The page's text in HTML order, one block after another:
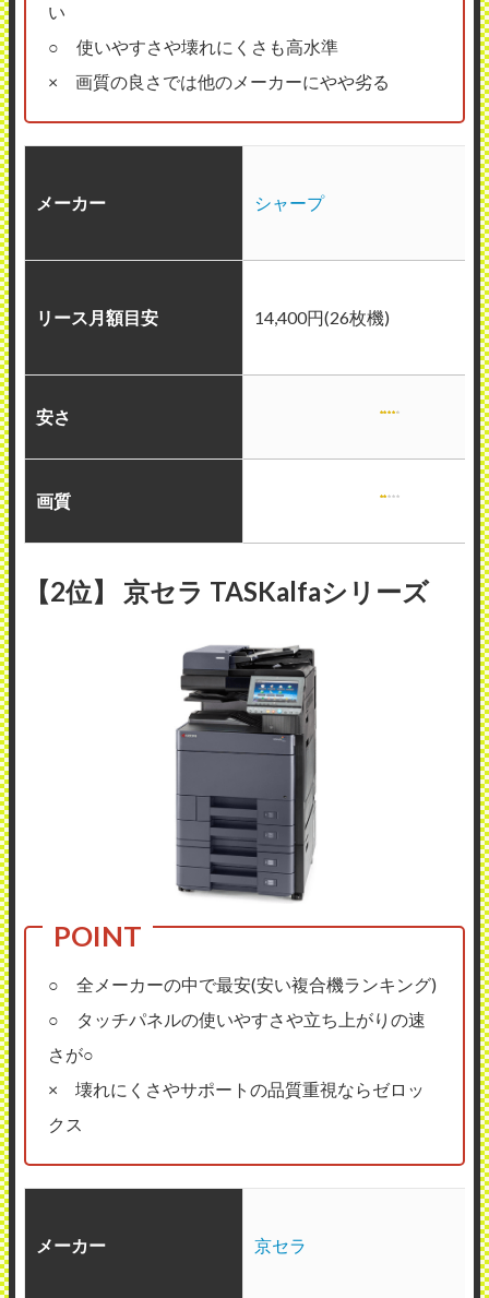
い
○ 使いやすさや壊れにくさも高水準
× 画質の良さでは他のメーカーにやや劣る
メーカー シャープ
リース月額目安 14,400円(26枚機)
安さ
画質
【2位】 京セラ TASKalfaシリーズ
○ 全メーカーの中で最安(安い複合機ランキング)
○ タッチパネルの使いやすさや立ち上がりの速
さが○
× 壊れにくさやサポートの品質重視ならゼロッ
クス
メーカー 京セラ